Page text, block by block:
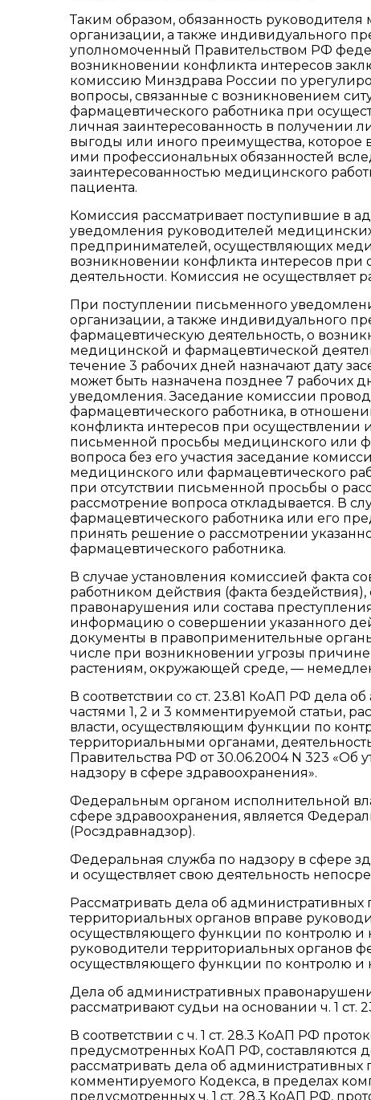
Таким образом, обязанность
организации, а также индивидуального
уполномоченный Правительством РФ
возникновении конфликта интересов
комиссию Минздрава России по
вопросы, связанные с возникновением
фармацевтического работника при
личная заинтересованность в получении
выгоды или иного преимущества,
ими профессиональных обязанностей
заинтересованностью медицинского
пациента.
Комиссия рассматривает поступившие в
уведомления руководителей
предпринимателей, осуществляющих
возникновении конфликта интересов
деятельности. Комиссия не
При поступлении письменного
организации, а также индивидуального
фармацевтическую деятельность, о
медицинской и фармацевтической
течение 3 рабочих дней назначают дату
может быть назначена позднее 7 рабочих
уведомления. Заседание комиссии
фармацевтического работника, в
конфликта интересов при
письменной просьбы медицинского или
вопроса без его участия заседание
медицинского или фармацевтического
при отсутствии письменной просьбы о
рассмотрение вопроса откладывается. В
фармацевтического работника или его
принять решение о рассмотрении
фармацевтического работника.
В случае установления комиссией
работником действия (факта
правонарушения или состава
информацию о совершении указанного
документы в правоприменительные
числе при возникновении угрозы
растениям, окружающей среде, —
В соответствии со ст. 23.81 КоАП РФ дела
частями 1, 2 и 3 комментируемой статьи,
власти, осуществляющим функции по
территориальными органами,
Правительства РФ от 30.06.2004 N 323
надзору в сфере здравоохранения».
Федеральным органом исполнительной
сфере здравоохранения, является
(Росздравнадзор).
Федеральная служба по надзору в сфере
и осуществляет свою деятельность
Рассматривать дела об
территориальных органов вправе
осуществляющего функции по контролю и
руководители территориальных органов
осуществляющего функции по контролю и
Дела об административных
рассматривают судьи на основании ч. 1 ст.
В соответствии с ч. 1 ст. 28.3 КоАП РФ
предусмотренных КоАП РФ, составляются
рассматривать дела об административных
комментируемого Кодекса, в пределах
предусмотренных ч. 1 ст. 28.3 КоАП РФ,